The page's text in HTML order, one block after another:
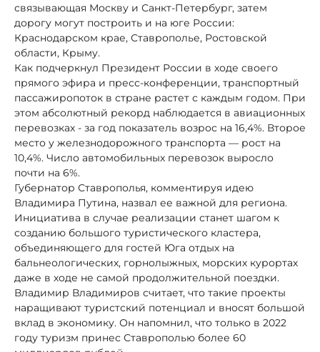
связывающая Москву и Санкт-Петербург, затем
дорогу могут построить и на юге России:
Краснодарском крае, Ставрополье, Ростовской
области, Крыму.
Как подчеркнул Президент России в ходе своего
прямого эфира и пресс-конференции, транспортный
пассажиропоток в стране растет с каждым годом. При
этом абсолютный рекорд наблюдается в авиационных
перевозках - за год показатель возрос на 16,4%. Второе
место у железнодорожного транспорта — рост на
10,4%. Число автомобильных перевозок выросло
почти на 6%.
Губернатор Ставрополья, комментируя идею
Владимира Путина, назвал ее важной для региона.
Инициатива в случае реализации станет шагом к
созданию большого туристического кластера,
объединяющего для гостей Юга отдых на
бальнеологических, горнолыжных, морских курортах
даже в ходе не самой продолжительной поездки.
Владимир Владимиров считает, что такие проекты
наращивают туристский потенциал и вносят большой
вклад в экономику. Он напомнил, что только в 2022
году туризм принес Ставрополью более 60